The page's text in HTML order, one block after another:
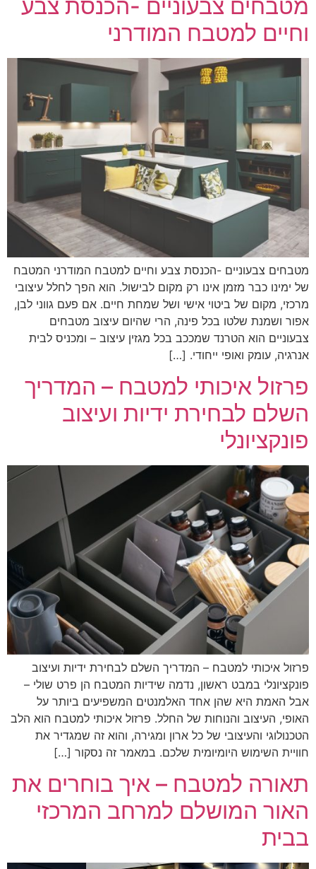
מטבחים צבעוניים -הכנסת צבע
וחיים למטבח המודרני
מטבחים צבעוניים -הכנסת צבע וחיים למטבח המודרני המטבח
של ימינו כבר מזמן אינו רק מקום לבישול. הוא הפך לחלל עיצובי
מרכזי, מקום של ביטוי אישי ושל שמחת חיים. אם פעם גווני לבן,
אפור ושמנת שלטו בכל פינה, הרי שהיום עיצוב מטבחים
צבעוניים הוא הטרנד שמככב בכל מגזין עיצוב – ומכניס לבית
אנרגיה, עומק ואופי ייחודי. […]
פרזול איכותי למטבח – המדריך
השלם לבחירת ידיות ועיצוב
פונקציונלי
פרזול איכותי למטבח – המדריך השלם לבחירת ידיות ועיצוב
פונקציונלי במבט ראשון, נדמה שידיות המטבח הן פרט שולי –
אבל האמת היא שהן אחד האלמנטים המשפיעים ביותר על
האופי, העיצוב והנוחות של החלל. פרזול איכותי למטבח הוא הלב
הטכנולוגי והעיצובי של כל ארון ומגירה, והוא זה שמגדיר את
חוויית השימוש היומיומית שלכם. במאמר זה נסקור […]
תאורה למטבח – איך בוחרים את
האור המושלם למרחב המרכזי
בבית